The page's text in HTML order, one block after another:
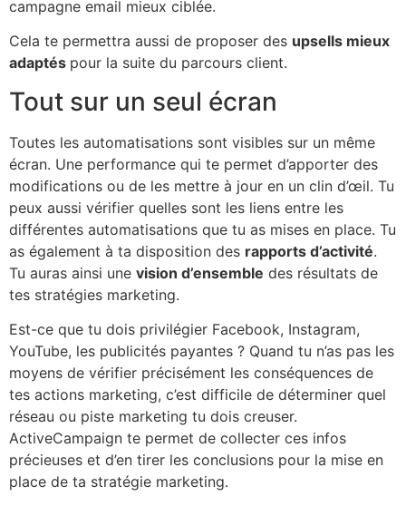
campagne email mieux ciblée.
Cela te permettra aussi de proposer des upsells mieux
adaptés pour la suite du parcours client.
Tout sur un seul écran
Toutes les automatisations sont visibles sur un même
écran. Une performance qui te permet d’apporter des
modifications ou de les mettre à jour en un clin d’œil. Tu
peux aussi vérifier quelles sont les liens entre les
différentes automatisations que tu as mises en place. Tu
as également à ta disposition des rapports d’activité.
Tu auras ainsi une vision d’ensemble des résultats de
tes stratégies marketing.
Est-ce que tu dois privilégier Facebook, Instagram,
YouTube, les publicités payantes ? Quand tu n’as pas les
moyens de vérifier précisément les conséquences de
tes actions marketing, c’est difficile de déterminer quel
réseau ou piste marketing tu dois creuser.
ActiveCampaign te permet de collecter ces infos
précieuses et d’en tirer les conclusions pour la mise en
place de ta stratégie marketing.